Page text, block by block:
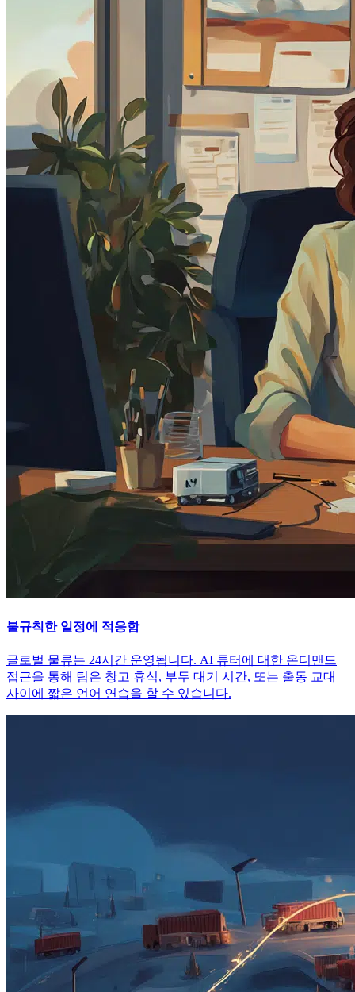
불규칙한 일정에 적응함
글로벌 물류는 24시간 운영됩니다. AI 튜터에 대한 온디맨드
접근을 통해 팀은 창고 휴식, 부두 대기 시간, 또는 출동 교대
사이에 짧은 언어 연습을 할 수 있습니다.